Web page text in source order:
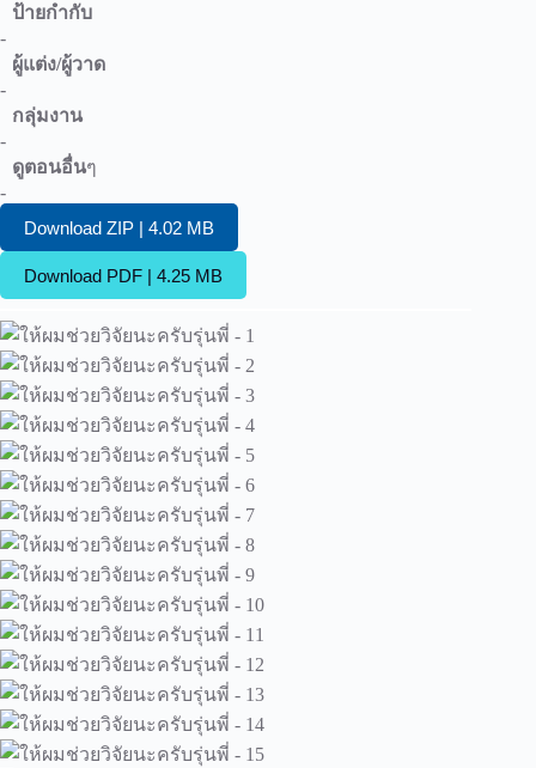
ป้ายกำกับ
-
ผู้แต่ง/ผู้วาด
-
กลุ่มงาน
-
ดูตอนอื่นๆ
-
Download ZIP | 4.02 MB
Download PDF | 4.25 MB